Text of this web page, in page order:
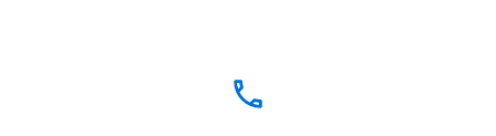
local_phone